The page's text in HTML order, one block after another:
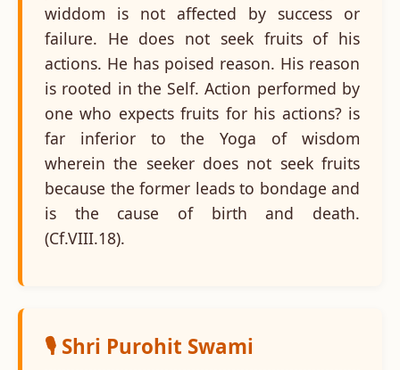
widdom is not affected by success or
failure. He does not seek fruits of his
actions. He has poised reason. His reason
is rooted in the Self. Action performed by
one who expects fruits for his actions? is
far inferior to the Yoga of wisdom
wherein the seeker does not seek fruits
because the former leads to bondage and
is the cause of birth and death.
(Cf.VIII.18).
🎙️ Shri Purohit Swami